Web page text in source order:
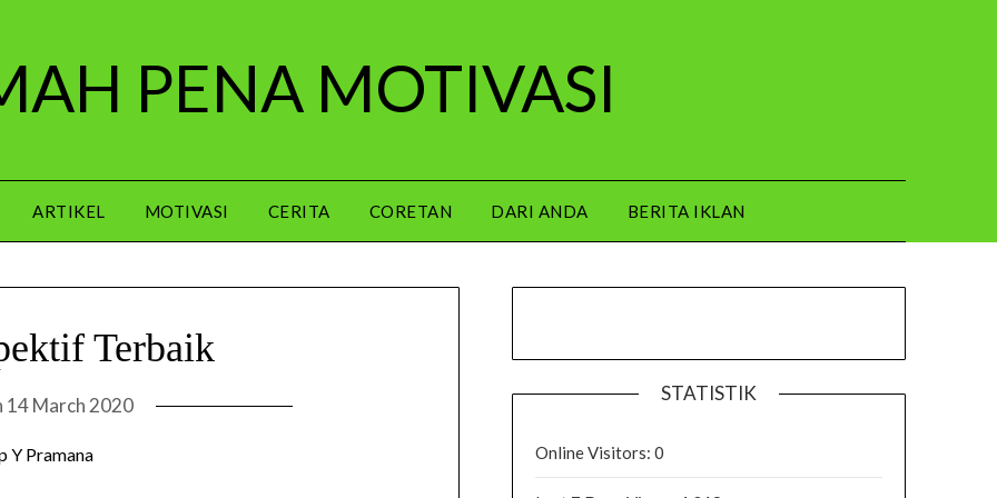
PENA MOTIVASI
ARTIKEL MOTIVASI CERITA CORETAN DARI ANDA BERITA IKLAN
Terbaik
14 March 2020
Y Pramana
STATISTIK
Online Visitors: 0